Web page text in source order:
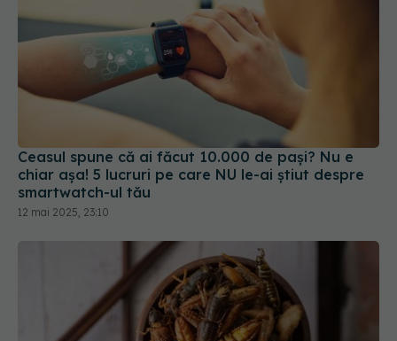
Ceasul spune că ai făcut 10.000 de pași? Nu e
chiar așa! 5 lucruri pe care NU le-ai știut despre
smartwatch-ul tău
12 mai 2025, 23:10